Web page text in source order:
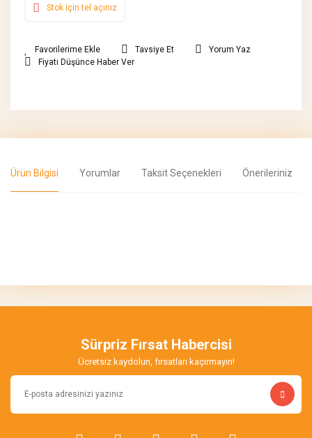
Stok için tel açınız
Tavsiye Et
Yorum Yaz
Fiyatı Düşünce Haber Ver
Ürün Bilgisi Yorumlar Taksit Seçenekleri Önerileriniz
Yorum Yaz
Ürün bilgilerinde hatalar bulunuyor.
Ürün fiyatı diğer sitelerden daha pahalı.
Bu ürüne benzer farklı alternatifler olmalı.
Sürpriz Fırsat Habercisi
Ücretsiz kaydolun, fırsatları kaçırmayın!